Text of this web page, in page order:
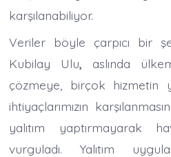
karşılanabiliyor.
Veriler böyle çarpıcı bir
Kubilay Ulu, aslında
çözmeye, birçok hizmetin
ihtiyaçlarımızın
yalıtım yaptırmayarak
vurguladı. Yalıtım